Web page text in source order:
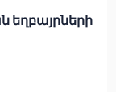
եղբայրների